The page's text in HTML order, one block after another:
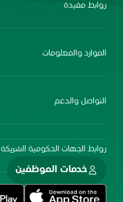
روابط مفيدة
الموارد والمعلومات
التواصل والدعم
روابط الجهات الحكومية الشريكة
خدمات الموظفين